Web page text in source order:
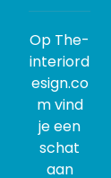
Op The-
interiord
esign.co
m vind
je een
schat
aan